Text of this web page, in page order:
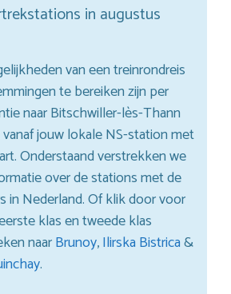
in augustus
van een treinrondreis
te bereiken zijn per
naar Bitschwiller-lès-Thann
jouw lokale NS-station met
Onderstaand verstrekken we
over de stations met de
in Nederland. Of klik door voor
klas en tweede klas
naarBrunoy,Ilirska Bistrica&
.